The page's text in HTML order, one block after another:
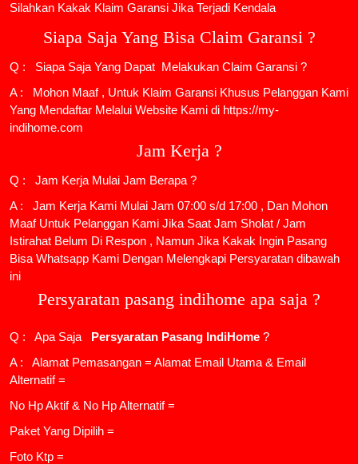
Silahkan Kakak Klaim Garansi Jika Terjadi Kendala
Siapa Saja Yang Bisa Claim Garansi ?
Q : Siapa Saja Yang Dapat Melakukan Claim Garansi ?
A : Mohon Maaf , Untuk Klaim Garansi Khusus Pelanggan Kami
Yang Mendaftar Melalui Website Kami di https://my-
indihome.com
Jam Kerja ?
Q : Jam Kerja Mulai Jam Berapa ?
A : Jam Kerja Kami Mulai Jam 07:00 s/d 17:00 , Dan Mohon
Maaf Untuk Pelanggan Kami Jika Saat Jam Sholat / Jam
Istirahat Belum Di Respon , Namun Jika Kakak Ingin Pasang
Bisa Whatsapp Kami Dengan Melengkapi Persyaratan dibawah
ini
Persyaratan pasang indihome apa saja ?
Q : Apa Saja Persyaratan Pasang IndiHome ?
A : Alamat Pemasangan = Alamat Email Utama & Email
Alternatif =
No Hp Aktif & No Hp Alternatif =
Paket Yang Dipilih =
Foto Ktp =